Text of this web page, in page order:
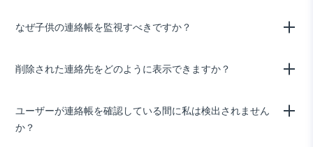
カ
Google チャットトラッカー
なぜ子供の連絡帳を監視すべきですか？
す。さらに、彼らはよくトリッキーな手段を使い — 特定の連絡先を偽
抱かせるべきです。
削除された連絡先をどのように表示できますか？
いるすべてのエントリを記録します。連絡先リストには、連絡先が削除
されているかどうかを示す別のフィールドがあります。これにより、常
ユーザーが連絡帳を確認している間に私は検出されません
か？